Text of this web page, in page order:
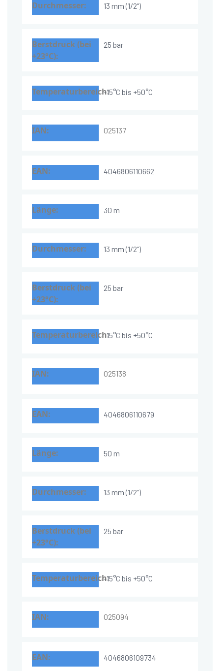
13 mm (1/2“)
25 bar
-15°C bis +50°C
025137
4046806110662
30 m
13 mm (1/2“)
25 bar
-15°C bis +50°C
025138
4046806110679
50 m
13 mm (1/2“)
25 bar
-15°C bis +50°C
025094
4046806109734